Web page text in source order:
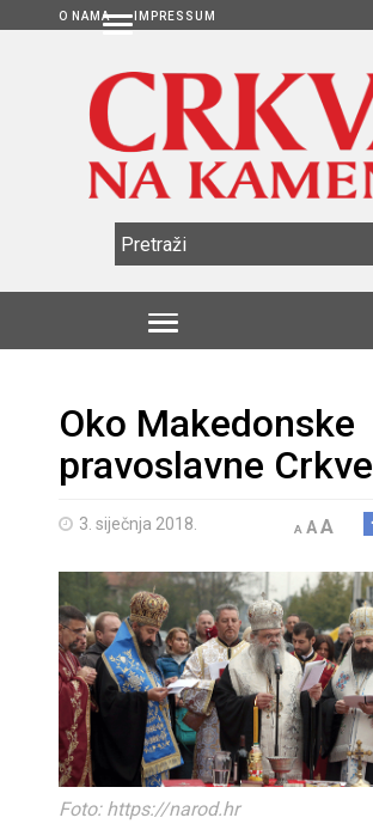
O NAMA IMPRESSUM
Oko Makedonske
pravoslavne Crkve
3. siječnja 2018. A AA
Foto: https://narod.hr